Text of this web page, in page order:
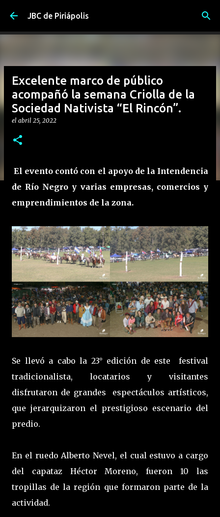
Ir al contenido principal
JBC de Piriápolis
Excelente marco de público
acompañó la semana Criolla de la
Sociedad Nativista “El Rincón”.
el abril 25, 2022
El evento contó con el apoyo de la Intendencia
de Río Negro y varias empresas, comercios y
emprendimientos de la zona.
Se llevó a cabo la 23° edición de este festival
tradicionalista, locatarios y visitantes
disfrutaron de grandes espectáculos artísticos,
que jerarquizaron el prestigioso escenario del
predio.
En el ruedo Alberto Nevel, el cual estuvo a cargo
del capataz Héctor Moreno, fueron 10 las
tropillas de la región que formaron parte de la
actividad.